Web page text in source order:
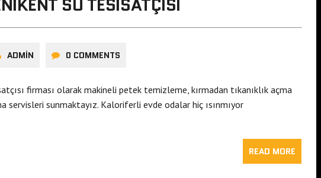
ADMIN 0 COMMENTS
firması olarak makineli petek temizleme, kırmadan tıkanıklık açma
servisleri sunmaktayız. Kaloriferli evde odalar hiç ısınmıyor
READ MORE